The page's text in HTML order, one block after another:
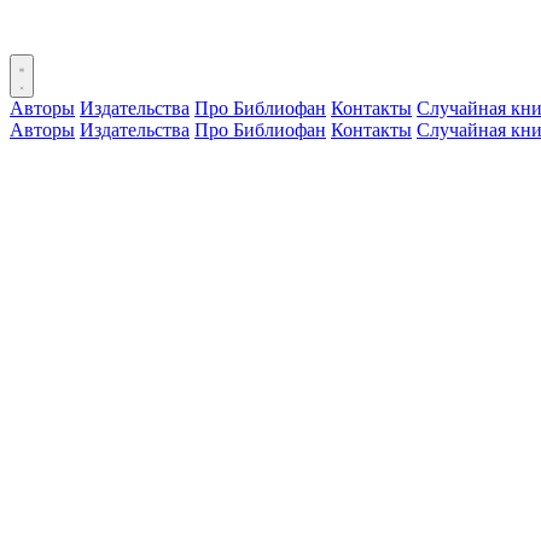
Авторы Издательства Про Библиофан Контакты Случайная
Авторы Издательства Про Библиофан Контакты Случайная